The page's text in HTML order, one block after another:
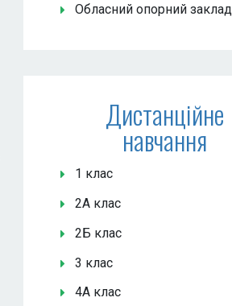
Обласний опорний заклад
Дистанційне
навчання
1 клас
2А клас
2Б клас
3 клас
4А клас